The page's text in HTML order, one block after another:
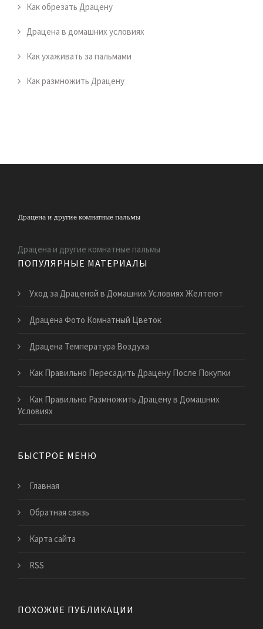
Как обрезать Драцену
Драцена в домашних условиях
Как ухаживать за пальмами
Как размножить Драцену
Драцена и другие комнатные пальмы
ПОПУЛЯРНЫЕ МАТЕРИАЛЫ
Уход за Драценой в Домашних Условиях Желтеют
Драцена Фото Комнатный Цветок
Драцена Температура Воздуха
Как Правильно Пересадить Драцену После Покупки
Как Правильно Размножить Драцену в Домашних
Условиях
БЫСТРОЕ МЕНЮ
Главная
Обратная связь
Карта сайта
RSS
ПОХОЖИЕ ПУБЛИКАЦИИ